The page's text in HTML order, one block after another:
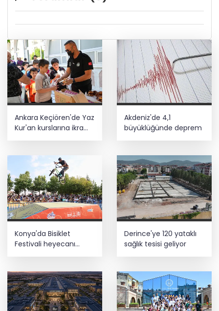
Ankara Keçiören'de Yaz
Kur'an kurslarına ikram
desteği
Akdeniz'de 4,1
büyüklüğünde deprem
Konya'da Bisiklet
Festivali heyecanı
Derince'ye 120 yataklı
sağlık tesisi geliyor